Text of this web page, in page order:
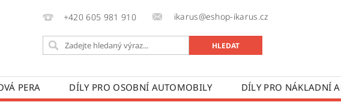
+420 605 981 910 ikarus@eshop-ikarus.cz
PERA DÍLY PRO OSOBNÍ AUTOMOBILY
DÍLY PRO NÁKLADNÍ